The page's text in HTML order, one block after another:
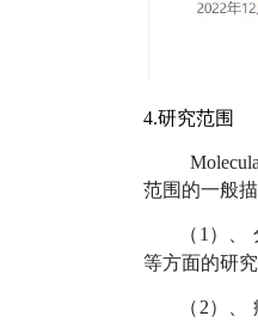
4.研究范围
范围的一般描
（1）、
等方面的研究
（2）、